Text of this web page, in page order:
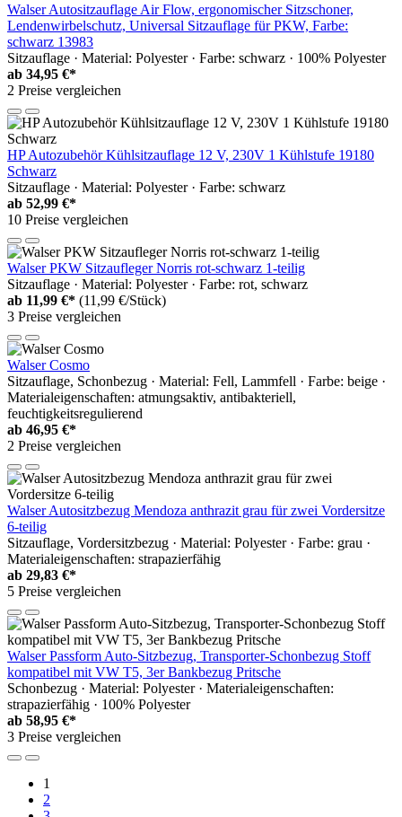
Walser Autositzauflage Air Flow, ergonomischer Sitzschoner,
Lendenwirbelschutz, Universal Sitzauflage für PKW, Farbe:
schwarz 13983
Sitzauflage · Material: Polyester · Farbe: schwarz · 100% Polyester
ab 34,95 €*
2 Preise vergleichen
HP Autozubehör Kühlsitzauflage 12 V, 230V 1 Kühlstufe 19180
Schwarz
Sitzauflage · Material: Polyester · Farbe: schwarz
ab 52,99 €*
10 Preise vergleichen
Walser PKW Sitzaufleger Norris rot-schwarz 1-teilig
Sitzauflage · Material: Polyester · Farbe: rot, schwarz
ab 11,99 €* (11,99 €/Stück)
3 Preise vergleichen
Walser Cosmo
Sitzauflage, Schonbezug · Material: Fell, Lammfell · Farbe: beige ·
Materialeigenschaften: atmungsaktiv, antibakteriell,
feuchtigkeitsregulierend
ab 46,95 €*
2 Preise vergleichen
Walser Autositzbezug Mendoza anthrazit grau für zwei Vordersitze
6-teilig
Sitzauflage, Vordersitzbezug · Material: Polyester · Farbe: grau ·
Materialeigenschaften: strapazierfähig
ab 29,83 €*
5 Preise vergleichen
Walser Passform Auto-Sitzbezug, Transporter-Schonbezug Stoff
kompatibel mit VW T5, 3er Bankbezug Pritsche
Schonbezug · Material: Polyester · Materialeigenschaften:
strapazierfähig · 100% Polyester
ab 58,95 €*
3 Preise vergleichen
1
2